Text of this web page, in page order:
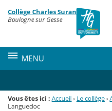
Menu de la rubrique
Contenu
Collège Charles Suran
Boulogne sur Gesse
MENU
Vous êtes ici : Accueil› Le collège›
Languedoc